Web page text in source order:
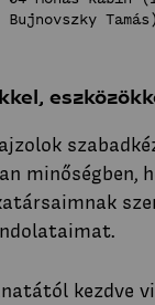
Bujnovszky Tamás)
minőségben,
kezdve